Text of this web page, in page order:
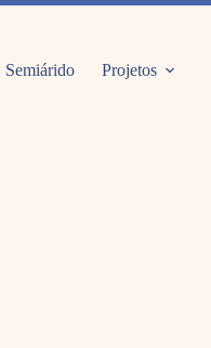
Semiárido Projetos